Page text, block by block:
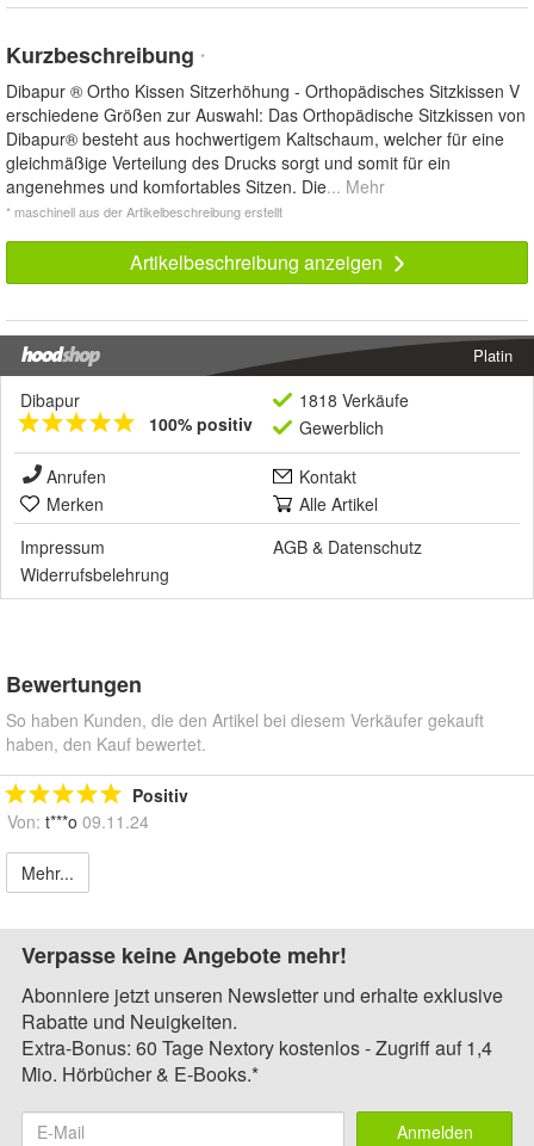
Kurzbeschreibung *
Dibapur ® Ortho Kissen Sitzerhöhung - Orthopädisches Sitzkissen V
erschiedene Größen zur Auswahl: Das Orthopädische Sitzkissen von
Dibapur® besteht aus hochwertigem Kaltschaum, welcher für eine
gleichmäßige Verteilung des Drucks sorgt und somit für ein
angenehmes und komfortables Sitzen. Die... Mehr
* maschinell aus der Artikelbeschreibung erstellt
Artikelbeschreibung anzeigen
Platin
Dibapur
100% positiv
1818 Verkäufe
Gewerblich
Anrufen
Kontakt
Merken
Alle Artikel
Impressum
AGB & Datenschutz
Widerrufsbelehrung
Bewertungen
So haben Kunden, die den Artikel bei diesem Verkäufer gekauft
haben, den Kauf bewertet.
Positiv
Von: t***o 09.11.24
Mehr...
Verpasse keine Angebote mehr!
Abonniere jetzt unseren Newsletter und erhalte exklusive
Rabatte und Neuigkeiten.
Extra-Bonus: 60 Tage Nextory kostenlos - Zugriff auf 1,4
Mio. Hörbücher & E-Books.*
Anmelden